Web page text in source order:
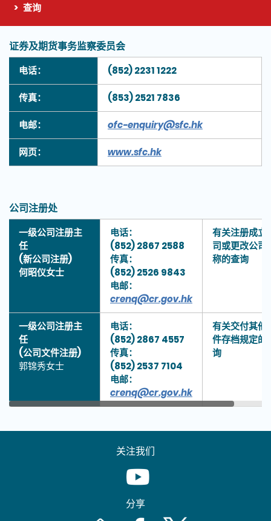
查询
这个页面的主要内容
证券及期货事务监察委员会
电话： (852) 2231 1222
传真： (853) 2521 7836
电邮： ofc-enquiry@sfc.hk
网页： www.sfc.hk
公司注册处
一级公司注册主
任
(新公司注册)
何昭仪女士
电话：
(852) 2867 2588
传真：
(852) 2526 9843
电邮：
crenq@cr.gov.hk
有关注册成立
司或更改公司
称的查询
一级公司注册主
任
(公司文件注册)
郭锦秀女士
电话：
(852) 2867 4557
传真：
(852) 2537 7104
电邮：
crenq@cr.gov.hk
有关交付其他
件存档规定的
询
关注我们
Youtube [This link will pop up in
分享